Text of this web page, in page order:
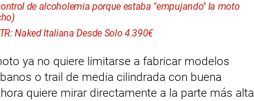
de alcoholemia porque estaba "empujando" la moto
Naked Italiana Desde Solo 4.390€
ya no quiere limitarse a fabricar modelos
o trail de media cilindrada con buena
quiere mirar directamente a la parte más alta